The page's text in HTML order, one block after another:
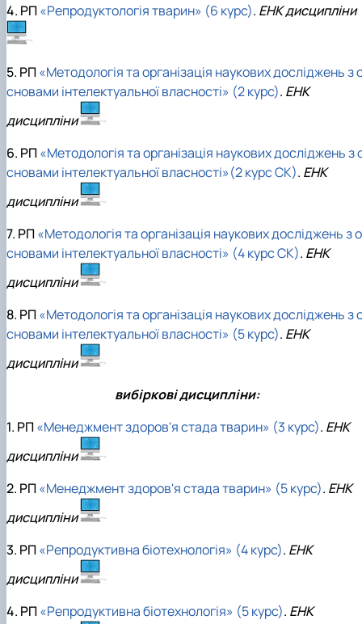
4. РП«Репродуктологія тварин» (6 курс). ЕНК дисципліни
5. РП«Методологія та організація наукових досліджень з
сновами інтелектуальної власності» (2 курс). ЕНК
дисципліни
6. РП«Методологія та організація наукових досліджень з
сновами інтелектуальної власності»(2 курс СК). ЕНК
дисципліни
7. РП«Методологія та організація наукових досліджень з о
сновами інтелектуальної власності» (4 курс СК). ЕНК
дисципліни
8. РП«Методологія та організація наукових досліджень з
сновами інтелектуальної власності» (5 курс). ЕНК
дисципліни
вибіркові дисципліни:
1. РП«Менеджмент здоров'я стада тварин» (3 курс). ЕНК
дисципліни
2. РП«Менеджмент здоров'я стада тварин» (5 курс). ЕНК
дисципліни
3. РП«Репродуктивна біотехнологія» (4 курс). ЕНК
дисципліни
4. РП«Репродуктивна біотехнологія» (5 курс). ЕНК